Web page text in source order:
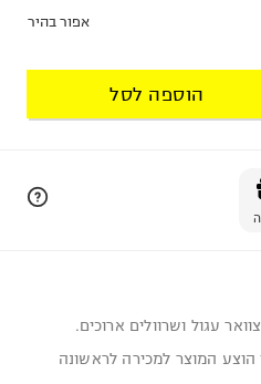
אפור בהיר
הוספה לסל
עגול ושרוולים ארוכים.
המוצר למכירה לראשונה